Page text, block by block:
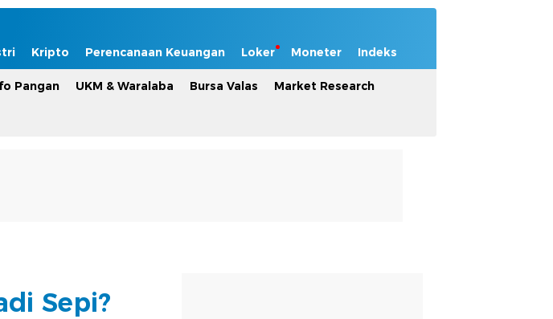
Kripto Perencanaan Keuangan Loker Moneter Indeks
Pangan UKM & Waralaba Bursa Valas Market Research
Sepi?